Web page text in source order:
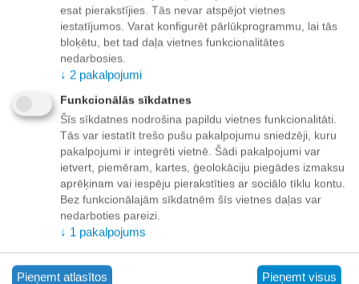
Līdz 34.99 EUR piegādes maksa:
Venipak kurjers - 3.90 EUR
Omniva pakomāts - 3.20 EUR
Apmaksa
Apraksts
Metāla saliekams būris. Plastikāta paliktnis. 2 durvis.
76*48*54cm
esat pierakstījies. Tās nevar atspējot vietnes
iestatījumos. Varat konfigurēt pārlūkprogrammu, lai tās
bloķētu, bet tad daļa vietnes funkcionalitātes
nedarbosies.
↓ 2 pakalpojumi
Funkcionālās sīkdatnes
Šīs sīkdatnes nodrošina papildu vietnes funkcionalitāti.
Tās var iestatīt trešo pušu pakalpojumu sniedzēji, kuru
pakalpojumi ir integrēti vietnē. Šādi pakalpojumi var
ietvert, piemēram, kartes, ģeolokāciju piegādes izmaksu
aprēķinam vai iespēju pierakstīties ar sociālo tīklu kontu.
Bez funkcionālajām sīkdatnēm šīs vietnes daļas var
nedarboties pareizi.
↓ 1 pakalpojums
Pieņemt atlasītos Pieņemt visus